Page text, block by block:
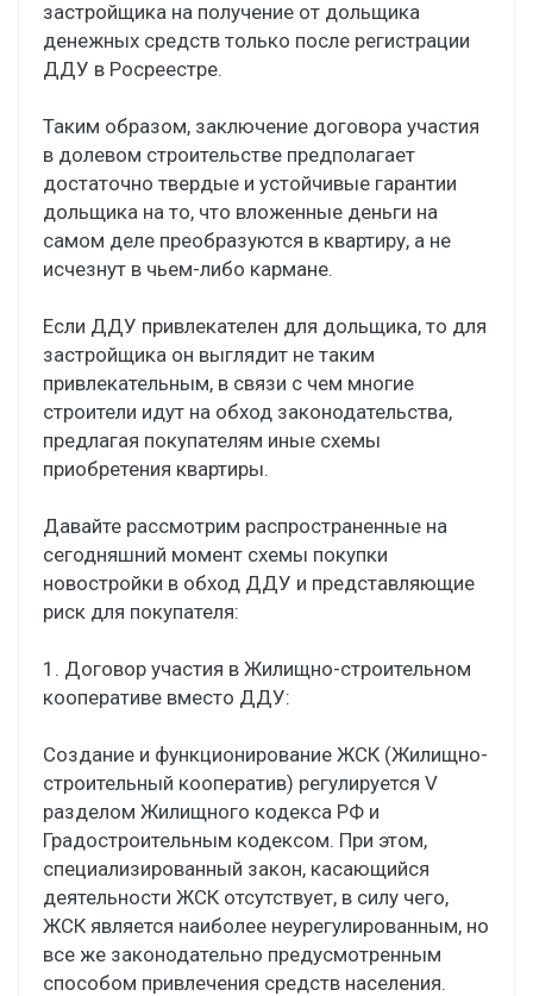
застройщика на получение от дольщика
денежных средств только после регистрации
ДДУ в Росреестре.
Таким образом, заключение договора участия
в долевом строительстве предполагает
достаточно твердые и устойчивые гарантии
дольщика на то, что вложенные деньги на
самом деле преобразуются в квартиру, а не
исчезнут в чьем-либо кармане.
Если ДДУ привлекателен для дольщика, то для
застройщика он выглядит не таким
привлекательным, в связи с чем многие
строители идут на обход законодательства,
предлагая покупателям иные схемы
приобретения квартиры.
Давайте рассмотрим распространенные на
сегодняшний момент схемы покупки
новостройки в обход ДДУ и представляющие
риск для покупателя:
1. Договор участия в Жилищно-строительном
кооперативе вместо ДДУ:
Создание и функционирование ЖСК (Жилищно-
строительный кооператив) регулируется V
разделом Жилищного кодекса РФ и
Градостроительным кодексом. При этом,
специализированный закон, касающийся
деятельности ЖСК отсутствует, в силу чего,
ЖСК является наиболее неурегулированным, но
все же законодательно предусмотренным
способом привлечения средств населения.